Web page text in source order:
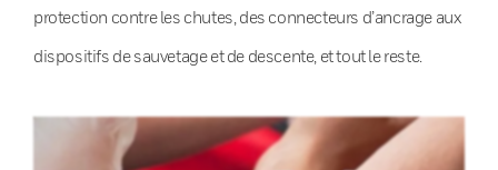
protection contre les chutes, des connecteurs d’ancrage aux
dispositifs de sauvetage et de descente, et tout le reste.